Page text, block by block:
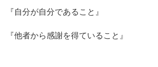
『自分が自分であること』
『他者から感謝を得ていること』